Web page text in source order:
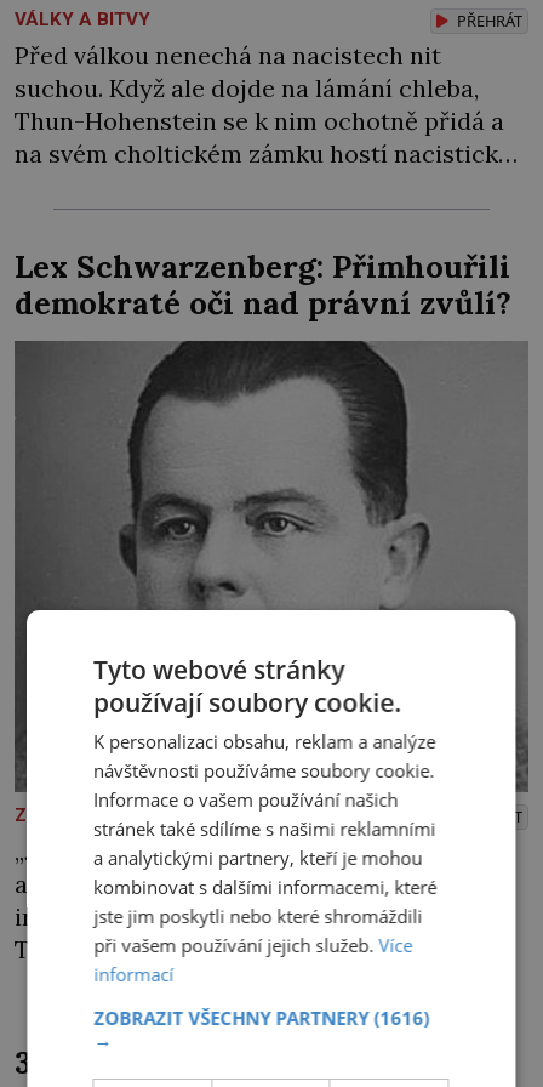
VÁLKY A BITVY PŘEHRÁT
Před válkou nenechá na nacistech nit
suchou. Když ale dojde na lámání chleba,
Thun-Hohenstein se k nim ochotně přidá a
na svém choltickém zámku hostí nacistické
zřejmě bojí o svůj majetek, a že by nemohl
dělat to, co má tak rád… Je příznivcem
pravicové politiky a po vzniku
Československa […]
Lex Schwarzenberg: Přimhouřili
demokraté oči nad právní zvůlí?
ZAJÍMAVOSTI PŘEHRÁT
„Jsou to ale džentlmeni a demokraté, že
ano?“ prohlásí Adolf Schwarzenberg
ironicky před svými zahraničními přáteli.
Třebaže se angažoval v protinacistickém
odboji, čs. politici se z něj po válce pokusí
udělat kolaboranta. Když se jim to nepovede,
připraví speciální zákon, s jehož pomocí mu
bez náhrady zkonfiskují veškerý majetek!
3 kněžny-světice: Manžely si
Tyto webové stránky
používají soubory cookie.
K personalizaci obsahu, reklam a analýze
návštěvnosti používáme soubory cookie.
Informace o vašem používání našich
stránek také sdílíme s našimi reklamními
a analytickými partnery, kteří je mohou
kombinovat s dalšími informacemi, které
jste jim poskytli nebo které shromáždili
při vašem používání jejich služeb.Více
informací
ZOBRAZIT VŠECHNY PARTNERY(1616)
→